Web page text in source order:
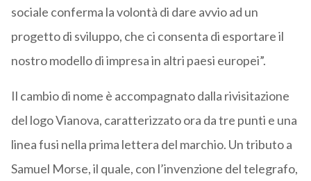
sociale conferma la volontà di dare avvio ad un
progetto di sviluppo, che ci consenta di esportare il
nostro modello di impresa in altri paesi europei”.
Il cambio di nome è accompagnato dalla rivisitazione
del logo Vianova, caratterizzato ora da tre punti e una
linea fusi nella prima lettera del marchio. Un tributo a
Samuel Morse, il quale, con l’invenzione del telegrafo,